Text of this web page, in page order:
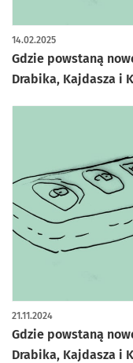
Gdzie powstaną
Drabika, Kajdasza i
14.02.2025
Gdzie powstaną
Drabika, Kajdasza i
21.11.2024